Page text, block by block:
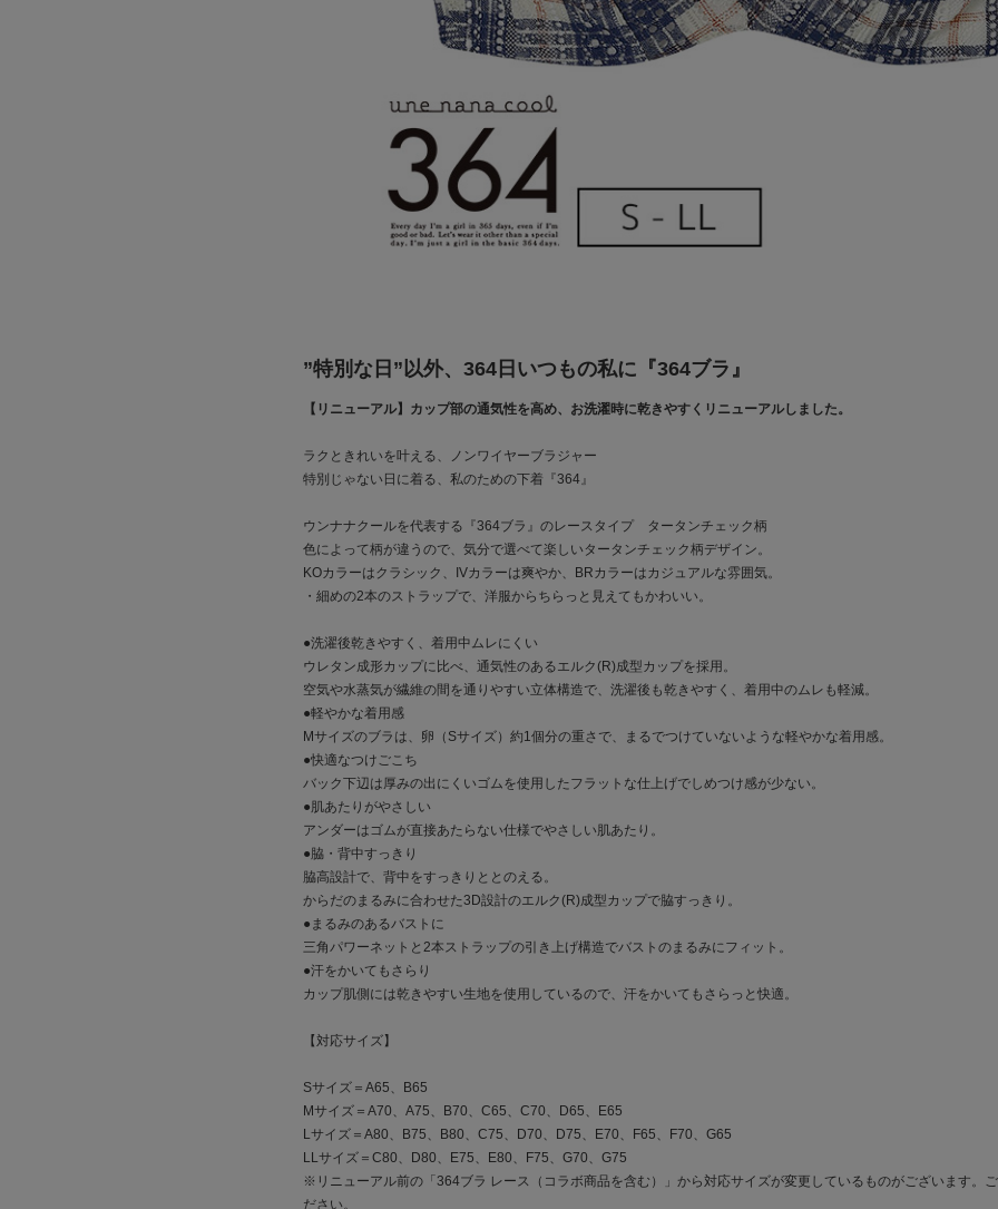
”特別な日”以外、364日いつもの私に『364ブラ』
【リニューアル】カップ部の通気性を高め、お洗濯時に乾きやすくリニューアルしました。
ラクときれいを叶える、ノンワイヤーブラジャー
特別じゃない日に着る、私のための下着『364』
ウンナナクールを代表する『364ブラ』のレースタイプ タータンチェック柄
色によって柄が違うので、気分で選べて楽しいタータンチェック柄デザイン。
KOカラーはクラシック、IVカラーは爽やか、BRカラーはカジュアルな雰囲気。
・細めの2本のストラップで、洋服からちらっと見えてもかわいい。
●洗濯後乾きやすく、着用中ムレにくい
ウレタン成形カップに比べ、通気性のあるエルク(R)成型カップを採用。
空気や水蒸気が繊維の間を通りやすい立体構造で、洗濯後も乾きやすく、着用中のムレも軽減。
●軽やかな着用感
Mサイズのブラは、卵（Sサイズ）約1個分の重さで、まるでつけていないような軽やかな着用感。
●快適なつけごこち
バック下辺は厚みの出にくいゴムを使用したフラットな仕上げでしめつけ感が少ない。
●肌あたりがやさしい
アンダーはゴムが直接あたらない仕様でやさしい肌あたり。
●脇・背中すっきり
脇高設計で、背中をすっきりととのえる。
からだのまるみに合わせた3D設計のエルク(R)成型カップで脇すっきり。
●まるみのあるバストに
三角パワーネットと2本ストラップの引き上げ構造でバストのまるみにフィット。
●汗をかいてもさらり
カップ肌側には乾きやすい生地を使用しているので、汗をかいてもさらっと快適。
【対応サイズ】
Sサイズ＝A65、B65
Mサイズ＝A70、A75、B70、C65、C70、D65、E65
Lサイズ＝A80、B75、B80、C75、D70、D75、E70、F65、F70、G65
LLサイズ＝C80、D80、E75、E80、F75、G70、G75
※リニューアル前の「364ブラ レース（コラボ商品を含む）」から対応サイズが変更しているものがございます。
ださい。